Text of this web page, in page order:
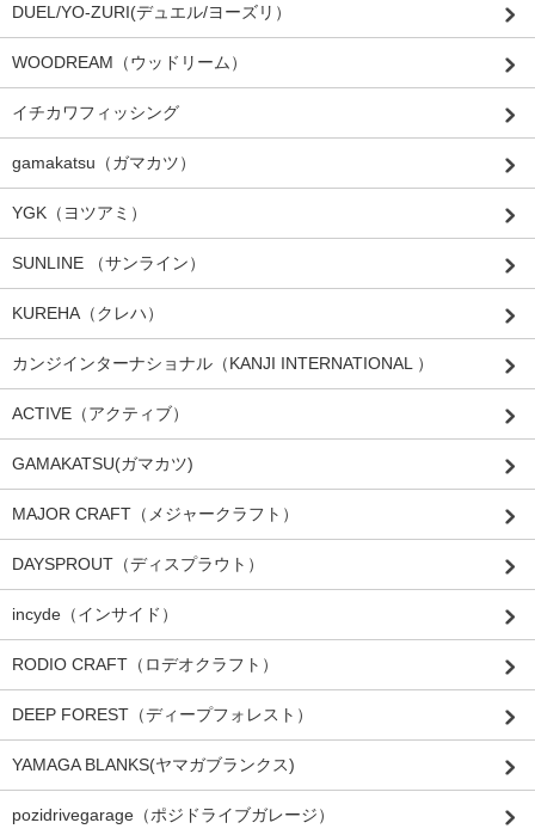
DUEL/YO-ZURI(デュエル/ヨーズリ）
WOODREAM（ウッドリーム）
イチカワフィッシング
gamakatsu（ガマカツ）
YGK（ヨツアミ）
SUNLINE （サンライン）
KUREHA（クレハ）
カンジインターナショナル（KANJI INTERNATIONAL ）
ACTIVE（アクティブ）
GAMAKATSU(ガマカツ)
MAJOR CRAFT（メジャークラフト）
DAYSPROUT（ディスプラウト）
incyde（インサイド）
RODIO CRAFT（ロデオクラフト）
DEEP FOREST（ディープフォレスト）
YAMAGA BLANKS(ヤマガブランクス)
pozidrivegarage（ポジドライブガレージ）